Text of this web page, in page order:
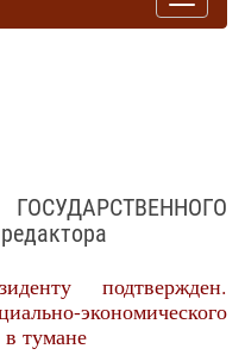
подтвержден.
экономического
в тумане